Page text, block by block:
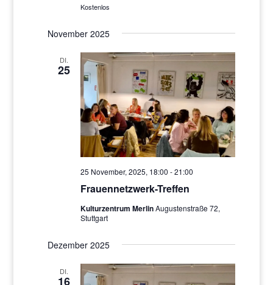
Kostenlos
November 2025
DI.
25
Frauennetzwerk-Treffen
25 November, 2025, 18:00 -21:00
Kulturzentrum MerlinAugustenstraße 72,
Stuttgart
Dezember 2025
DI.
16